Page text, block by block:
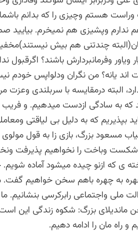
هستم وچیزی را که بدانم باشما
ندارم وپشیزی هم نمیخرم. بیایید
چندتنی هم بیش
ویاور وفرمانبردارش باشند؟ اگرقبول
یانه؟ من نگران ودلواپس خودم
البته درمقایسه با سربلندی وعزت
به سادگی ازدست میدهیم. و فریب
بپذیریم که به دلیل بی لیاقتی
مسعود بزرگ، بازی زا به قول
وباخت را نخواهیم پذیرفت
ی که ازنو چیده میشود آماده
به چهره باهم سخن خواهیم گفت. ما
ملی واجتماعی رابرکرسی بنشانیم. ما
ماندیلای بزرگ: شکوه زندگی این
و راه مان را ادامه دهیم.